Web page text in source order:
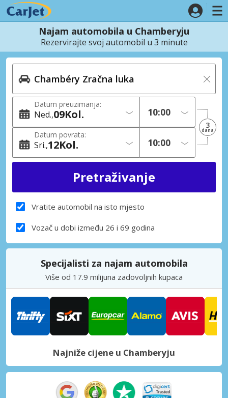
Najam automobila u Chamberyju
Rezervirajte svoj automobil u 3 minute
Datum preuzimanja:
Ned. 09Kol.
Datum povrata:
Sri. 12Kol.
3
dana
Vratite automobil na isto mjesto
Vozač u dobi između 26 i 69 godina
Specijalisti za najam automobila
Više od 17.9 milijuna zadovoljnih kupaca
Najniže cijene u Chamberyju